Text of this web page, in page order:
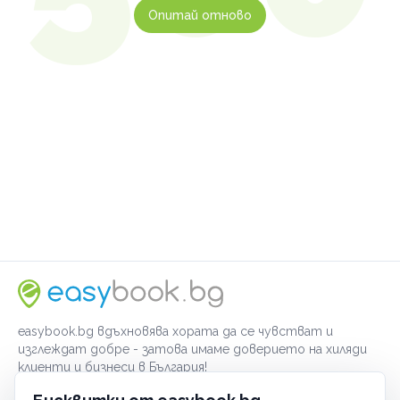
Опитай отново
easybook.bg вдъхновява хората да се чувстват и
изглеждат добре - затова имаме доверието на хиляди
клиенти и бизнеси в България!